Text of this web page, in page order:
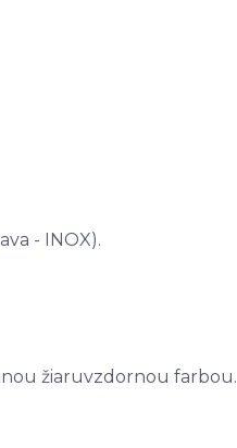
- INOX).
žiaruvzdornou farbou.